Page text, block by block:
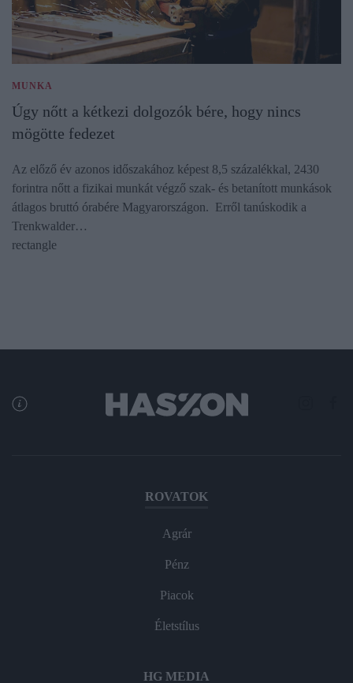
MUNKA
Úgy nőtt a kétkezi dolgozók bére, hogy nincs
mögötte fedezet
Az előző év azonos időszakához képest 8,5 százalékkal, 2430
forintra nőtt a fizikai munkát végző szak- és betanított munkások
átlagos bruttó órabére Magyarországon. Erről tanúskodik a
Trenkwalder…
rectangle
ROVATOK
Agrár
Pénz
Piacok
Életstílus
HG MEDIA